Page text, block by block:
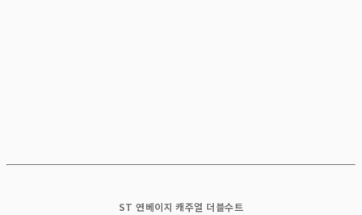
ST 연베이지 캐주얼 더블수트